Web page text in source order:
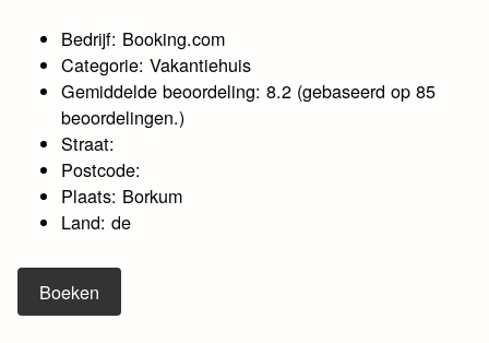
Bedrijf: Booking.com
Categorie: Vakantiehuis
Gemiddelde beoordeling: 8.2 (gebaseerd op 85
beoordelingen.)
Straat:
Postcode:
Plaats: Borkum
Land: de
Boeken